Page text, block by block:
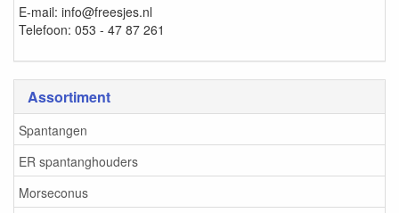
E-mail: info@freesjes.nl
Telefoon: 053 - 47 87 261
Assortiment
Spantangen
ER spantanghouders
Morseconus